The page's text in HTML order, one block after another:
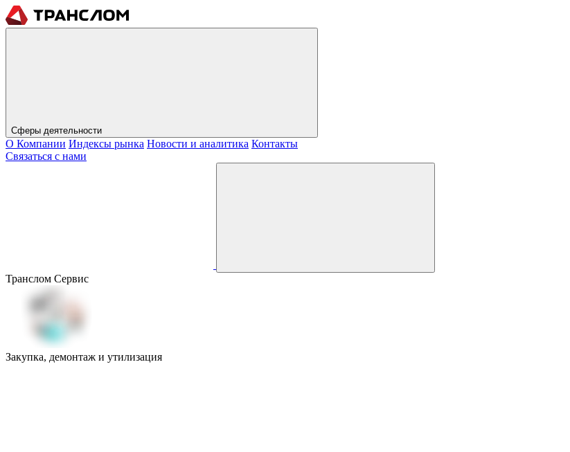
Сферы деятельности
О Компании Индексы рынка Новости и аналитика Контакты
Связаться с нами
Транслом Сервис
Закупка, демонтаж и утилизация